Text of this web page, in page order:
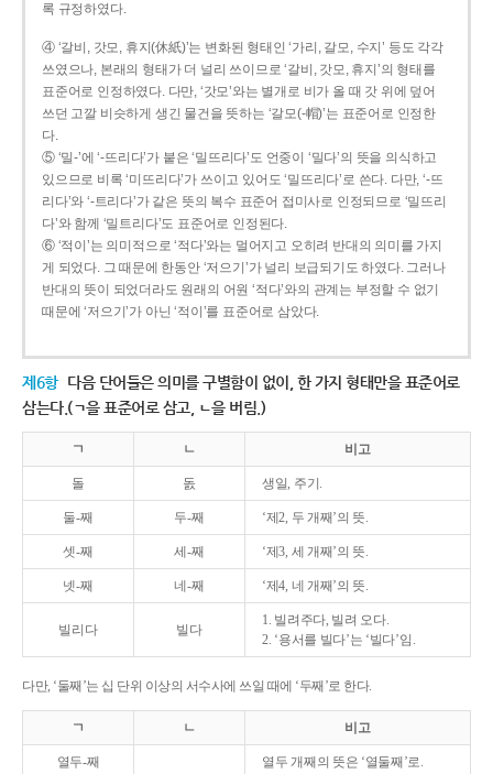
록 규정하였다.
④ ‘갈비, 갓모, 휴지(休紙)’는 변화된 형태인 ‘가리, 갈모, 수지’ 등도 각각
쓰였으나, 본래의 형태가 더 널리 쓰이므로 ‘갈비, 갓모, 휴지’의 형태를
표준어로 인정하였다. 다만, ‘갓모’와는 별개로 비가 올 때 갓 위에 덮어
쓰던 고깔 비슷하게 생긴 물건을 뜻하는 ‘갈모(-帽)’는 표준어로 인정한
다.
⑤ ‘밀-’에 ‘-뜨리다’가 붙은 ‘밀뜨리다’도 언중이 ‘밀다’의 뜻을 의식하고
있으므로 비록 ‘미뜨리다’가 쓰이고 있어도 ‘밀뜨리다’로 쓴다. 다만, ‘-뜨
리다’와 ‘-트리다’가 같은 뜻의 복수 표준어 접미사로 인정되므로 ‘밀뜨리
다’와 함께 ‘밀트리다’도 표준어로 인정된다.
⑥ ‘적이’는 의미적으로 ‘적다’와는 멀어지고 오히려 반대의 의미를 가지
게 되었다. 그 때문에 한동안 ‘저으기’가 널리 보급되기도 하였다. 그러나
반대의 뜻이 되었더라도 원래의 어원 ‘적다’와의 관계는 부정할 수 없기
때문에 ‘저으기’가 아닌 ‘적이’를 표준어로 삼았다.
제6항 다음 단어들은 의미를 구별함이 없이, 한 가지 형태만을 표준어로
삼는다.(ㄱ을 표준어로 삼고, ㄴ을 버림.)
ㄱ ㄴ 비고
돌 돐 생일, 주기.
둘-째 두-째 ‘제2, 두 개째’의 뜻.
셋-째 세-째 ‘제3, 세 개째’의 뜻.
넷-째 네-째 ‘제4, 네 개째’의 뜻.
빌리다 빌다
1. 빌려주다, 빌려 오다.
2. ‘용서를 빌다’는 ‘빌다’임.
다만, ‘둘째’는 십 단위 이상의 서수사에 쓰일 때에 ‘두째’로 한다.
ㄱ ㄴ 비고
열두-째 열두 개째의 뜻은 ‘열둘째’로.